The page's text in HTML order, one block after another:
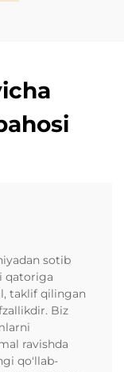
sotib
qatoriga
taklif qilingan
Biz
ravishda
qo'llab-